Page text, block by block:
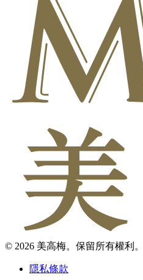
© 2026 美高梅。保留所有權利。
隱私條款